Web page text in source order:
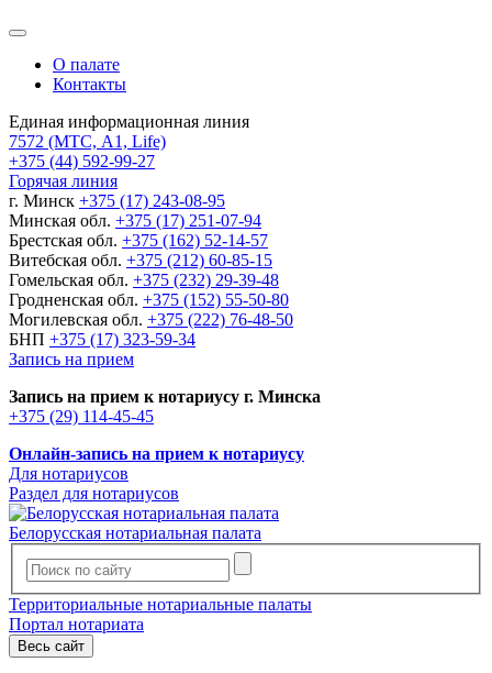
О палате
Контакты
Единая информационная линия
7572 (МТС, A1, Life)
+375 (44) 592-99-27
Горячая линия
г. Минск +375 (17) 243-08-95
Минская обл. +375 (17) 251-07-94
Брестская обл. +375 (162) 52-14-57
Витебская обл. +375 (212) 60-85-15
Гомельская обл. +375 (232) 29-39-48
Гродненская обл. +375 (152) 55-50-80
Могилевская обл. +375 (222) 76-48-50
БНП +375 (17) 323-59-34
Запись на прием
Запись на прием к нотариусу г. Минска
+375 (29) 114-45-45
Онлайн-запись на прием к нотариусу
Для нотариусов
Раздел для нотариусов
Белорусская нотариальная палата
Территориальные нотариальные палаты
Портал нотариата
Весь сайт